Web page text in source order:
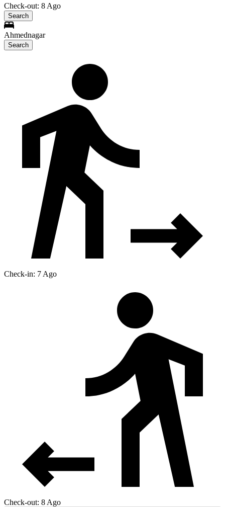
Check-out: 8 Ago
Search
Ahmednagar
Search
Check-in: 7 Ago
Check-out: 8 Ago